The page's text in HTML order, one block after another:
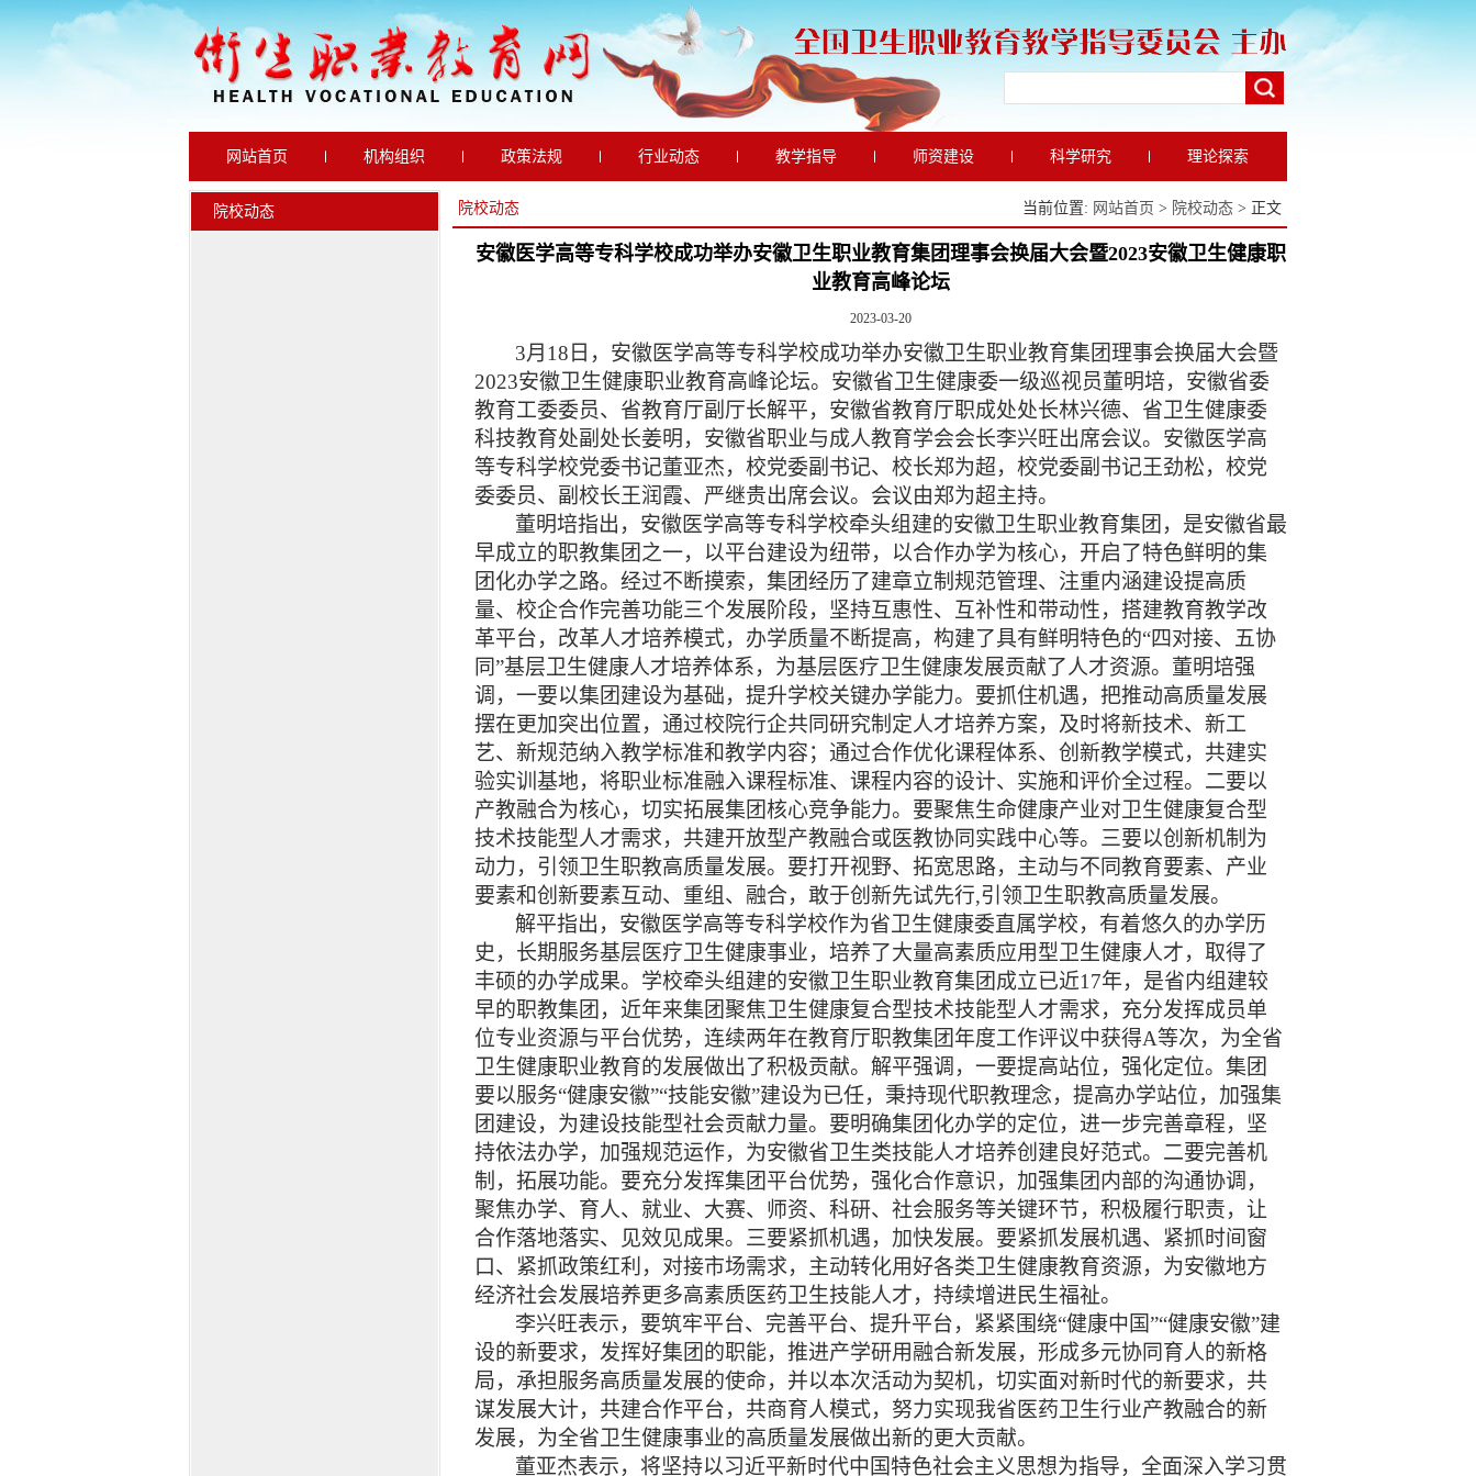
网站首页 机构组织 政策法规 行业动态 教学指导 师资建设 科学研究 理论探索
通知公告 最新动态
院校动态 当前位置: 网站首页 > 院校动态 > 正文
院校动态
安徽医学高等专科学校成功举办安徽卫生职业教育集团理事会换届大会暨2023安徽卫生健康职
业教育高峰论坛
2023-03-20
3月18日，安徽医学高等专科学校成功举办安徽卫生职业教育集团理事会换届大会暨
2023安徽卫生健康职业教育高峰论坛。安徽省卫生健康委一级巡视员董明培，安徽省委
教育工委委员、省教育厅副厅长解平，安徽省教育厅职成处处长林兴德、省卫生健康委
科技教育处副处长姜明，安徽省职业与成人教育学会会长李兴旺出席会议。安徽医学高
等专科学校党委书记董亚杰，校党委副书记、校长郑为超，校党委副书记王劲松，校党
委委员、副校长王润霞、严继贵出席会议。会议由郑为超主持。
董明培指出，安徽医学高等专科学校牵头组建的安徽卫生职业教育集团，是安徽省最
早成立的职教集团之一，以平台建设为纽带，以合作办学为核心，开启了特色鲜明的集
团化办学之路。经过不断摸索，集团经历了建章立制规范管理、注重内涵建设提高质
量、校企合作完善功能三个发展阶段，坚持互惠性、互补性和带动性，搭建教育教学改
革平台，改革人才培养模式，办学质量不断提高，构建了具有鲜明特色的“四对接、五协
同”基层卫生健康人才培养体系，为基层医疗卫生健康发展贡献了人才资源。董明培强
调，一要以集团建设为基础，提升学校关键办学能力。要抓住机遇，把推动高质量发展
摆在更加突出位置，通过校院行企共同研究制定人才培养方案，及时将新技术、新工
艺、新规范纳入教学标准和教学内容；通过合作优化课程体系、创新教学模式，共建实
验实训基地，将职业标准融入课程标准、课程内容的设计、实施和评价全过程。二要以
产教融合为核心，切实拓展集团核心竞争能力。要聚焦生命健康产业对卫生健康复合型
技术技能型人才需求，共建开放型产教融合或医教协同实践中心等。三要以创新机制为
动力，引领卫生职教高质量发展。要打开视野、拓宽思路，主动与不同教育要素、产业
要素和创新要素互动、重组、融合，敢于创新先试先行,引领卫生职教高质量发展。
解平指出，安徽医学高等专科学校作为省卫生健康委直属学校，有着悠久的办学历
史，长期服务基层医疗卫生健康事业，培养了大量高素质应用型卫生健康人才，取得了
丰硕的办学成果。学校牵头组建的安徽卫生职业教育集团成立已近17年，是省内组建较
早的职教集团，近年来集团聚焦卫生健康复合型技术技能型人才需求，充分发挥成员单
位专业资源与平台优势，连续两年在教育厅职教集团年度工作评议中获得A等次，为全省
卫生健康职业教育的发展做出了积极贡献。解平强调，一要提高站位，强化定位。集团
要以服务“健康安徽”“技能安徽”建设为已任，秉持现代职教理念，提高办学站位，加强集
团建设，为建设技能型社会贡献力量。要明确集团化办学的定位，进一步完善章程，坚
持依法办学，加强规范运作，为安徽省卫生类技能人才培养创建良好范式。二要完善机
制，拓展功能。要充分发挥集团平台优势，强化合作意识，加强集团内部的沟通协调，
聚焦办学、育人、就业、大赛、师资、科研、社会服务等关键环节，积极履行职责，让
合作落地落实、见效见成果。三要紧抓机遇，加快发展。要紧抓发展机遇、紧抓时间窗
口、紧抓政策红利，对接市场需求，主动转化用好各类卫生健康教育资源，为安徽地方
经济社会发展培养更多高素质医药卫生技能人才，持续增进民生福祉。
李兴旺表示，要筑牢平台、完善平台、提升平台，紧紧围绕“健康中国”“健康安徽”建
设的新要求，发挥好集团的职能，推进产学研用融合新发展，形成多元协同育人的新格
局，承担服务高质量发展的使命，并以本次活动为契机，切实面对新时代的新要求，共
谋发展大计，共建合作平台，共商育人模式，努力实现我省医药卫生行业产教融合的新
发展，为全省卫生健康事业的高质量发展做出新的更大贡献。
董亚杰表示，将坚持以习近平新时代中国特色社会主义思想为指导，全面深入学习贯